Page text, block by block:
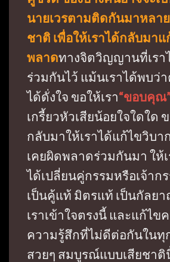
นายเวรตามติดกันมาหลา
ชาติ เพื่อให้เราได้กลับมา
พลาดทางจิตวิญญานที่เรา
ร่วมกันไว้ แม้นเราได้พบว่
ได้ดั่งใจ ขอให้เรา“ขอบคุณ
เกรี้ยวหัวเสียน้อยใจใดใด
กลับมาให้เราได้แก้ไขวิบา
เคยผิดพลาดร่วมกันมา ให้
ได้เปลี่ยนคู่กรรมหรือเจ้าก
เป็นคู้แท้ มิตรแท้ เป็นกัลย
เราเข้าใจตรงนี้ และแก้ไข
ความรู้สึกที่ไม่ดีต่อกันในทุ
สวยๆ สมบูรณ์แบบเสียชาติ